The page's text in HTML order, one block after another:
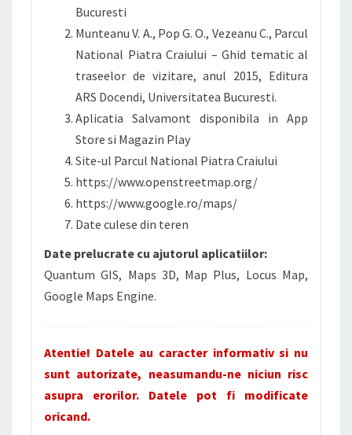
Bucuresti
Munteanu V. A., Pop G. O., Vezeanu C., Parcul
National Piatra Craiului – Ghid tematic al
traseelor de vizitare, anul 2015, Editura
ARS Docendi, Universitatea Bucuresti.
Aplicatia Salvamont disponibila in App
Store si Magazin Play
Site-ul Parcul National Piatra Craiului
https://www.openstreetmap.org/
https://www.google.ro/maps/
Date culese din teren
Date prelucrate cu ajutorul aplicatiilor:
Quantum GIS, Maps 3D, Map Plus, Locus Map,
Google Maps Engine.
Atentie! Datele au caracter informativ si nu
sunt autorizate, neasumandu-ne niciun risc
asupra erorilor. Datele pot fi modificate
oricand.